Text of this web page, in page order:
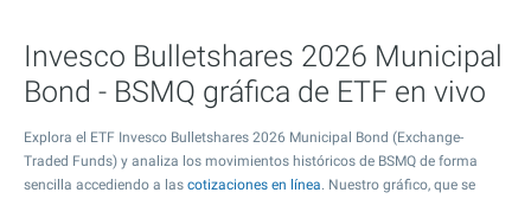
Invesco Bulletshares 2026 Municipal
Bond - BSMQ gráfica de ETF en vivo
Explora el ETF Invesco Bulletshares 2026 Municipal Bond (Exchange-
Traded Funds) y analiza los movimientos históricos de BSMQ de forma
sencilla accediendo a las cotizaciones en línea. Nuestro gráfico, que se